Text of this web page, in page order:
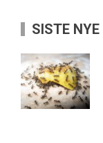
SISTE NYE